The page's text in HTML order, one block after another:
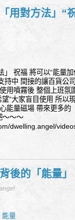
用對方法」“
」 祝福 將可以“能量
持中 間接的讓百貨公
用噴霧後 整個上班
”大家盲目使用 所以
能量磁場 帶來更多的
～～～
dwelling.angel/
背後的「能量
能量